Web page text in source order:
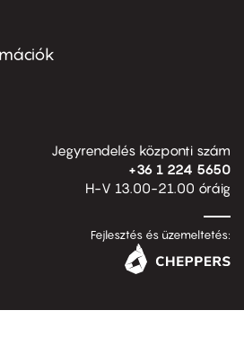
Jegyrendelés központi szám
+36 1 224 5650
H-V 13.00-21.00 óráig
Fejlesztés és üzemeltetés: